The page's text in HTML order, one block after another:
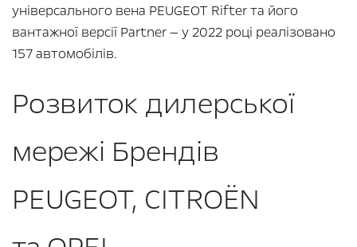
універсального вена PEUGEOT Rifter та його
вантажної версії Partner — у 2022 році реалізовано
157 автомобілів.
Розвиток дилерської
мережі Брендів
PEUGEOT, CITROЁN